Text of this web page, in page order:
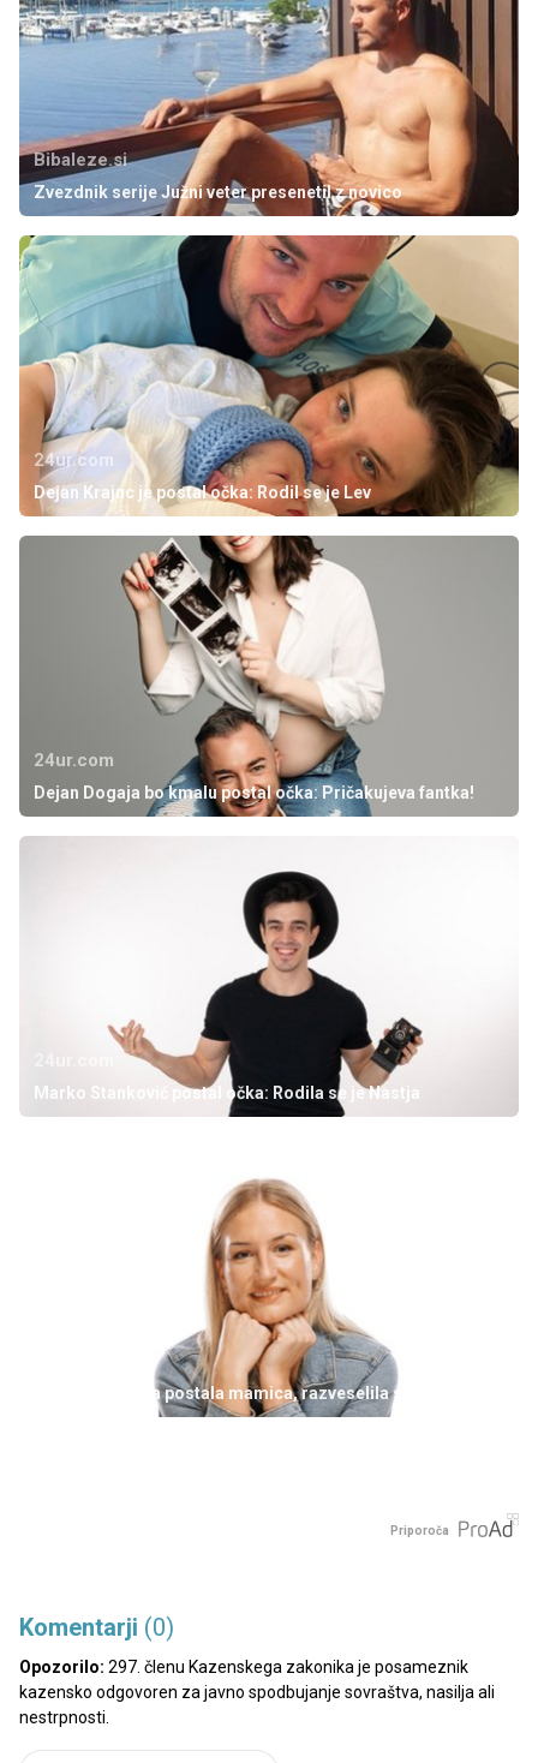
Bibaleze.si
Zvezdnik serije Južni veter presenetil z novico
24ur.com
Dejan Krajnc je postal očka: Rodil se je Lev
24ur.com
Dejan Dogaja bo kmalu postal očka: Pričakujeva fantka!
Marko Stanković postal očka: Rodila se je Nastja
Znana Slovenka postala mamica, razveselila se je sina
Priporoča
Komentarji (0)
Opozorilo: 297. členu Kazenskega zakonika je posameznik
kazensko odgovoren za javno spodbujanje sovraštva, nasilja ali
nestrpnosti.